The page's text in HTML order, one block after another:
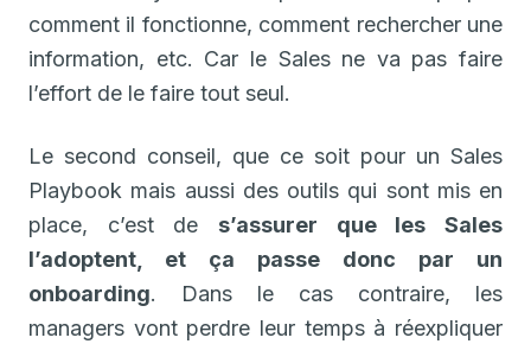
comment il fonctionne, comment rechercher une
information, etc. Car le Sales ne va pas faire
l’effort de le faire tout seul.
Le second conseil, que ce soit pour un Sales
Playbook mais aussi des outils qui sont mis en
place, c’est de s’assurer que les Sales
l’adoptent, et ça passe donc par un
onboarding. Dans le cas contraire, les
managers vont perdre leur temps à réexpliquer